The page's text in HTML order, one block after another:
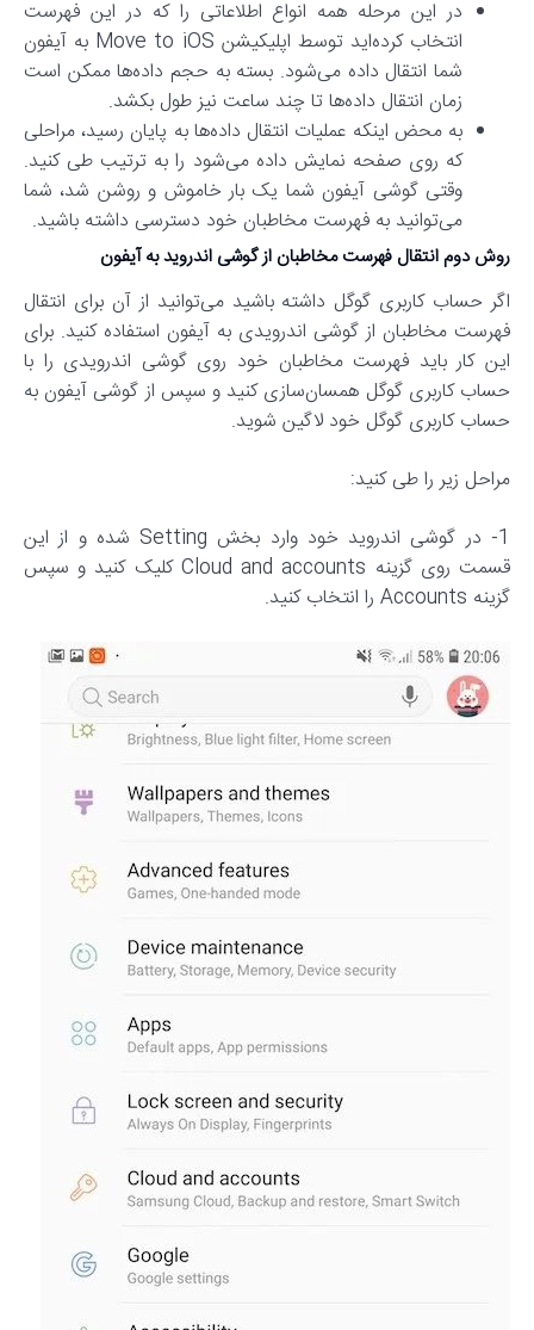
در این مرحله همه انواع اطلاعاتی را که در این فهرست
انتخاب کرد‌ه‌اید توسط اپلیکیشن Move to iOS به آیفون
شما انتقال داده می‌شود. بسته به حجم داده‌ها ممکن است
زمان انتقال داده‌ها تا چند ساعت نیز طول بکشد.
به محض اینکه عملیات انتقال داده‌ها به پایان رسید، مراحلی
که روی صفحه نمایش داده می‌شود را به ترتیب طی کنید.
وقتی گوشی آیفون شما یک بار خاموش و روشن شد، شما
می‌توانید به فهرست مخاطبان خود دسترسی داشته باشید.
روش دومانتقال فهرست مخاطبان از گوشی اندروید به آیفون
اگر حساب کاربری گوگل داشته باشید می‌توانید از آن برای انتقال
فهرست مخاطبان از گوشی اندرویدی به آیفون استفاده کنید. برای
این کار باید فهرست مخاطبان خود روی گوشی اندرویدی را با
حساب کاربری گوگل همسان‌سازی کنید و سپس از گوشی آیفون به
حساب کاربری گوگل خود لاگین شوید.
مراحل زیر را طی کنید:
1- در گوشی اندروید خود وارد بخش Setting شده و از این
قسمت روی گزینه Cloud and accounts کلیک کنید و سپس
گزینه Accounts را انتخاب کنید.